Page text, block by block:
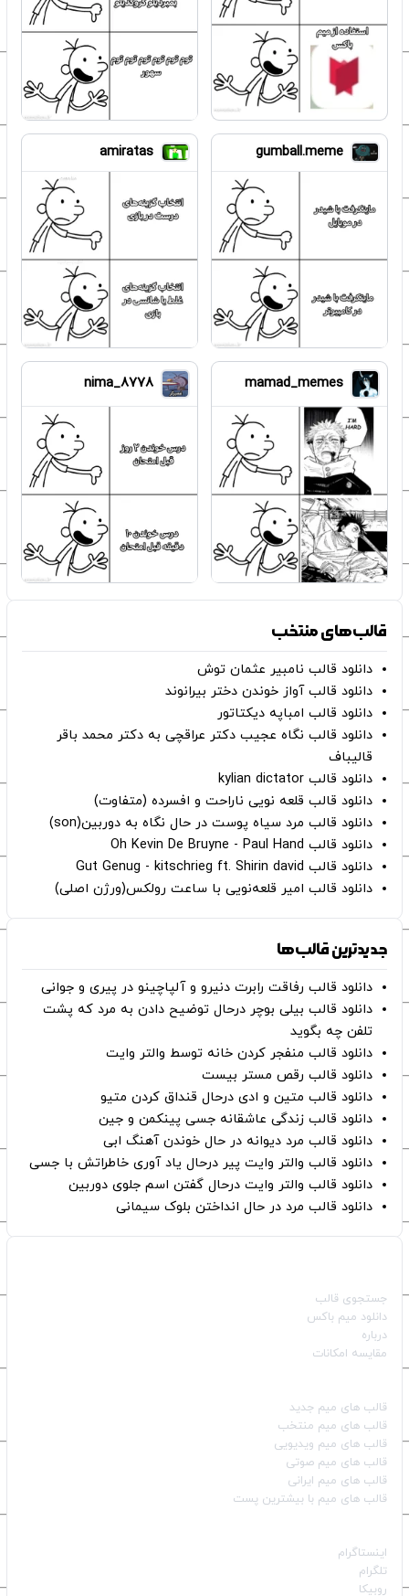
gumball.meme
amiratas
mamad_memes
nima_8778
قالب‌های منتخب
دانلود قالب نامبیر عثمان ‌توش
دانلود قالب آواز خوندن دختر بیرانوند
دانلود قالب امباپه دیکتاتور
دانلود قالب نگاه عجیب دکتر عراقچی به دکتر محمد باقر
قالیباف
دانلود قالب kylian dictator
دانلود قالب قلعه نویی ناراحت و افسرده (متفاوت)
دانلود قالب مرد سیاه پوست در حال نگاه به دوربین(son)
دانلود قالب Oh Kevin De Bruyne - Paul Hand
دانلود قالب Gut Genug - kitschrieg ft. Shirin david
دانلود قالب امیر قلعه‌نویی با ساعت رولکس(ورژن اصلی)
جدیدترین قالب‌ها
دانلود قالب رفاقت رابرت دنیرو و آلپاچینو در پیری و جوانی
دانلود قالب بیلی بوچر درحال توضیح دادن به مرد که پشت
تلفن چه بگوید
دانلود قالب منفجر کردن خانه توسط والتر وایت
دانلود قالب رقص مستر بیست
دانلود قالب متین و ادی درحال قنداق کردن متیو
دانلود قالب زندگی عاشقانه جسی پینکمن و جین
دانلود قالب مرد دیوانه در حال خوندن آهنگ ابی
دانلود قالب والتر وایت پیر درحال یاد آوری خاطراتش با جسی
دانلود قالب والتر وایت درحال گفتن اسم جلوی دوربین
دانلود قالب مرد در حال انداختن بلوک سیمانی
جستجوی قالب
دانلود میم باکس
درباره
مقایسه امکانات
قالب‌ های میم جدید
قالب‌ های میم منتخب
قالب‌ های میم ویدیویی
قالب‌ های میم صوتی
قالب‌ های میم ایرانی
قالب‌ های میم با بیشترین پست
اینستاگرام
تلگرام
روبیکا